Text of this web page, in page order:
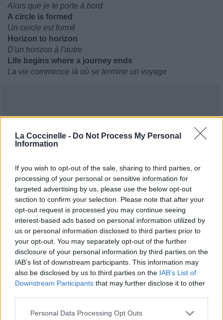
La Coccinelle - Do Not Process My Personal
Information
If you wish to opt-out of the sale, sharing to third parties, or
processing of your personal or sensitive information for
targeted advertising by us, please use the below opt-out
section to confirm your selection. Please note that after your
opt-out request is processed you may continue seeing
interest-based ads based on personal information utilized by
us or personal information disclosed to third parties prior to
your opt-out. You may separately opt-out of the further
disclosure of your personal information by third parties on the
IAB’s list of downstream participants. This information may
also be disclosed by us to third parties on the IAB’s List of
Downstream Participants that may further disclose it to other
Personal Data Processing Opt Outs
Alors que je te porte à bord
A circle is formed
Un cercle est formé
Horizon to horizon
D'un horizon à l'autre
Life begins where a journey ends
La vie commence là où se termine un voyage
Publié parVisa 247834 5 5 7 le 19 avril 2019 à
Chanteurs : Trees of Eternity